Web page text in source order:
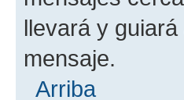
llevará y
mensaje.
Arriba